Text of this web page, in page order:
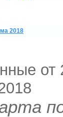
2018
от